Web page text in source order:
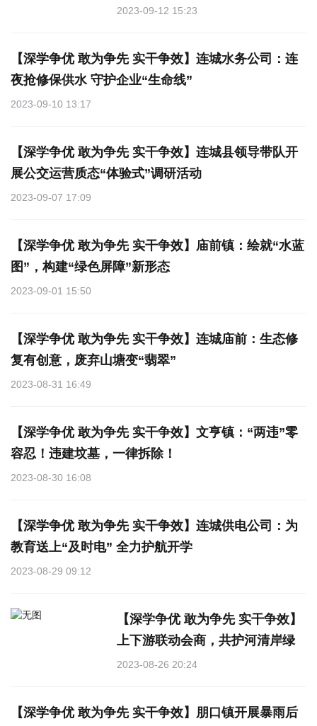
要保障
2023-09-12 15:23
【深学争优 敢为争先 实干争效】连城水务公司：连
夜抢修保供水 守护企业“生命线”
2023-09-10 13:17
【深学争优 敢为争先 实干争效】连城县领导带队开
展公交运营质态“体验式”调研活动
2023-09-07 17:09
【深学争优 敢为争先 实干争效】庙前镇：绘就“水蓝
图”，构建“绿色屏障”新形态
2023-09-01 15:50
【深学争优 敢为争先 实干争效】连城庙前：生态修
复有创意，废弃山塘变“翡翠”
2023-08-31 16:49
【深学争优 敢为争先 实干争效】文亨镇：​“两违”零
容忍！违建坟墓，一律拆除！
2023-08-30 16:08
【深学争优 敢为争先 实干争效】连城供电公司：为
教育送上“及时电” 全力护航开学
2023-08-29 09:12
【深学争优 敢为争先 实干争效】
上下游联动会商，共护河清岸绿
2023-08-26 20:24
【深学争优 敢为争先 实干争效】朋口镇开展暴雨后